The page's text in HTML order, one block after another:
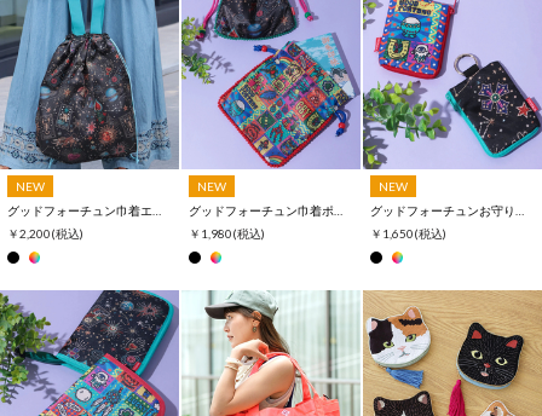
NEW
￥2,200(税込)
NEW
￥1,980(税込)
NEW
￥1,650(税込)